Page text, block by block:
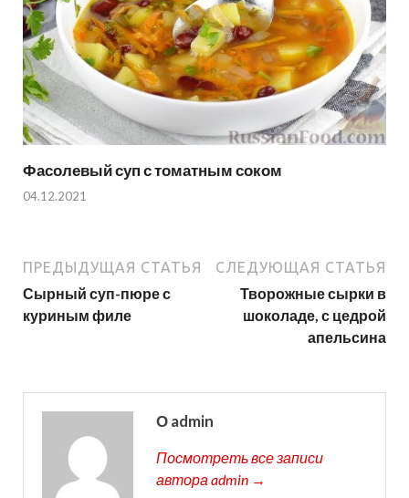
Фасолевый суп с томатным соком
04.12.2021
ПРЕДЫДУЩАЯ СТАТЬЯ
Сырный суп-пюре с
куриным филе
СЛЕДУЮЩАЯ СТАТЬЯ
Творожные сырки в
шоколаде, с цедрой
апельсина
О admin
Посмотреть все записи
автора admin →